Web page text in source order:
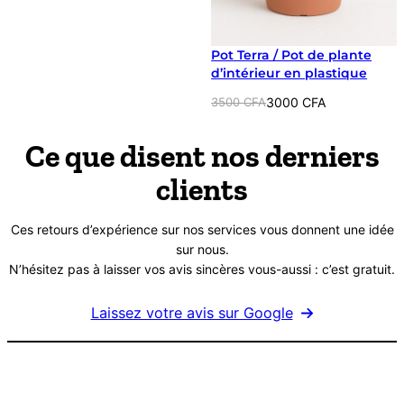
Pot Terra / Pot de plante
d’intérieur en plastique
3500CFA
Le
était :
3500 CFA.
3000CFA
Le
est :
3000 CFA.
Ce que disent nos derniers
clients
Ces retours d’expérience sur nos services vous donnent une idée
sur nous.
N’hésitez pas à laisser vos avis sincères vous-aussi : c’est gratuit.
Laissez votre avis sur Google